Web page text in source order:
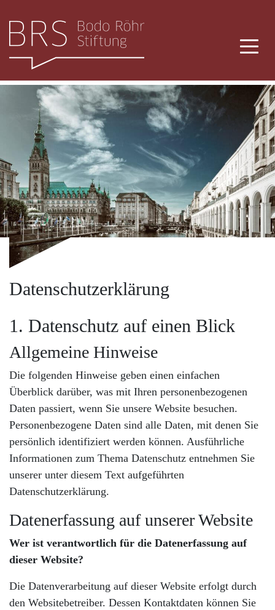
Datenschutzerklärung
1. Datenschutz auf einen Blick
Allgemeine Hinweise
Die folgenden Hinweise geben einen einfachen
Überblick darüber, was mit Ihren personenbezogenen
Daten passiert, wenn Sie unsere Website besuchen.
Personenbezogene Daten sind alle Daten, mit denen Sie
persönlich identifiziert werden können. Ausführliche
Informationen zum Thema Datenschutz entnehmen Sie
unserer unter diesem Text aufgeführten
Datenschutzerklärung.
Datenerfassung auf unserer Website
Wer ist verantwortlich für die Datenerfassung auf
dieser Website?
Die Datenverarbeitung auf dieser Website erfolgt durch
den Websitebetreiber. Dessen Kontaktdaten können Sie